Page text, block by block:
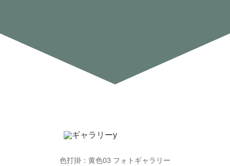
色打掛：黄色03 フォトギャラリー